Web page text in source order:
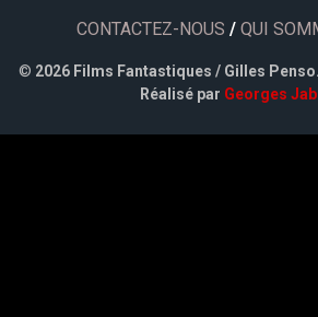
CONTACTEZ-NOUS / QUI
© 2026 Films Fantastiques / Gilles
Réalisé par Georges